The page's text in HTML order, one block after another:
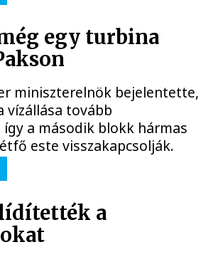
egy turbina
miniszterelnök bejelentette,
vízállása tovább
a második blokk hármas
este visszakapcsolják.
a